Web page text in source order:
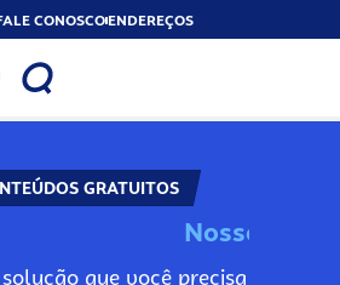
CONOSCOENDEREÇOS
GRATUITOS
Nosso
que você precisa